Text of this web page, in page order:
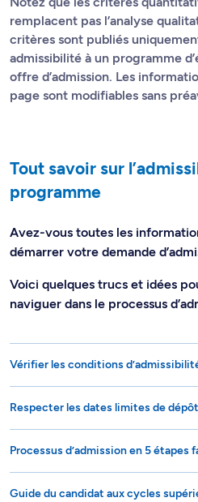
remplacent pas l’analyse
critères sont publiés
admissibilité à un programme
offre d’admission. Les
page sont modifiables sans
Tout savoir sur
programme
Avez-vous toutes les
démarrer votre demande
Voici quelques trucs et idées
naviguer dans le processus
Vérifier les conditions
Respecter les dates limites de dépôt
Processus d’admission en 5 étapes
Guide du candidat aux cycles